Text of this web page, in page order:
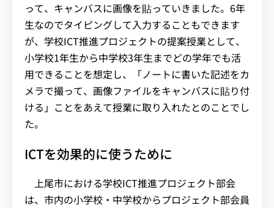
って、キャンバスに画像を貼っていきました。6年
生なのでタイピングして入力することもできます
が、学校ICT推進プロジェクトの提案授業として、
小学校1年生から中学校3年生までどの学年でも活
用できることを想定し、「ノートに書いた記述をカ
メラで撮って、画像ファイルをキャンバスに貼り付
ける」ことをあえて授業に取り入れたとのことでし
た。
ICTを効果的に使うために
上尾市における学校ICT推進プロジェクト部会
は、市内の小学校・中学校からプロジェクト部会員